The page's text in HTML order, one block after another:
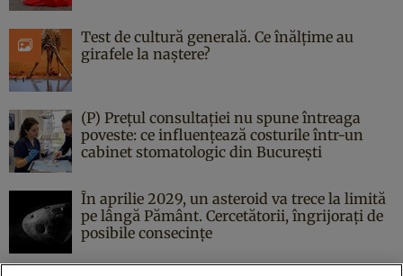
Test de cultură generală. Ce înălțime au
girafele la naștere?
(P) Prețul consultației nu spune întreaga
poveste: ce influențează costurile într-un
cabinet stomatologic din București
În aprilie 2029, un asteroid va trece la limită
pe lângă Pământ. Cercetătorii, îngrijorați de
posibile consecințe